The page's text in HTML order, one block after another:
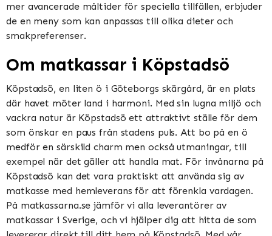
mer avancerade måltider för speciella tillfällen, erbjuder
de en meny som kan anpassas till olika dieter och
smakpreferenser.
Om matkassar i Köpstadsö
Köpstadsö, en liten ö i Göteborgs skärgård, är en plats
där havet möter land i harmoni. Med sin lugna miljö och
vackra natur är Köpstadsö ett attraktivt ställe för dem
som önskar en paus från stadens puls. Att bo på en ö
medför en särskild charm men också utmaningar, till
exempel när det gäller att handla mat. För invånarna på
Köpstadsö kan det vara praktiskt att använda sig av
matkasse med hemleverans för att förenkla vardagen.
På matkassarna.se jämför vi alla leverantörer av
matkassar i Sverige, och vi hjälper dig att hitta de som